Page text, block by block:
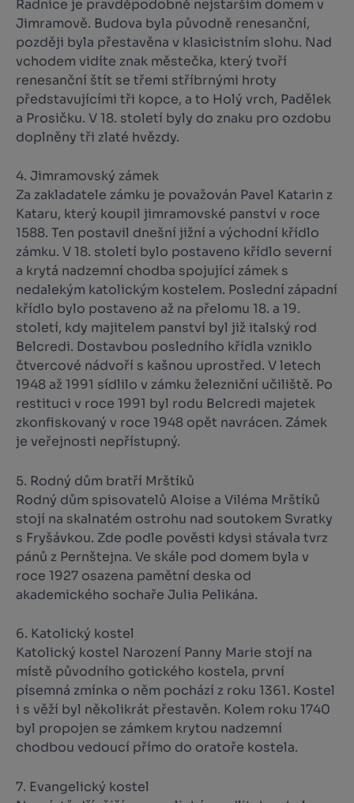
Radnice je pravděpodobně nejstarším domem v
Jimramově. Budova byla původně renesanční,
později byla přestavěna v klasicistním slohu. Nad
vchodem vidíte znak městečka, který tvoří
renesanční štít se třemi stříbrnými hroty
představujícími tři kopce, a to Holý vrch, Padělek
a Prosičku. V 18. století byly do znaku pro ozdobu
doplněny tři zlaté hvězdy.
4. Jimramovský zámek
Za zakladatele zámku je považován Pavel Katarin z
Kataru, který koupil jimramovské panství v roce
1588. Ten postavil dnešní jižní a východní křídlo
zámku. V 18. století bylo postaveno křídlo severní
a krytá nadzemní chodba spojující zámek s
nedalekým katolickým kostelem. Poslední západní
křídlo bylo postaveno až na přelomu 18. a 19.
století, kdy majitelem panství byl již italský rod
Belcredi. Dostavbou posledního křídla vzniklo
čtvercové nádvoří s kašnou uprostřed. V letech
1948 až 1991 sídlilo v zámku železniční učiliště. Po
restituci v roce 1991 byl rodu Belcredi majetek
zkonfiskovaný v roce 1948 opět navrácen. Zámek
je veřejnosti nepřístupný.
5. Rodný dům bratří Mrštíků
Rodný dům spisovatelů Aloise a Viléma Mrštíků
stojí na skalnatém ostrohu nad soutokem Svratky
s Fryšávkou. Zde podle pověsti kdysi stávala tvrz
pánů z Pernštejna. Ve skále pod domem byla v
roce 1927 osazena pamětní deska od
akademického sochaře Julia Pelikána.
6. Katolický kostel
Katolický kostel Narození Panny Marie stojí na
místě původního gotického kostela, první
písemná zmínka o něm pochází z roku 1361. Kostel
i s věží byl několikrát přestavěn. Kolem roku 1740
byl propojen se zámkem krytou nadzemní
chodbou vedoucí přímo do oratoře kostela.
7. Evangelický kostel